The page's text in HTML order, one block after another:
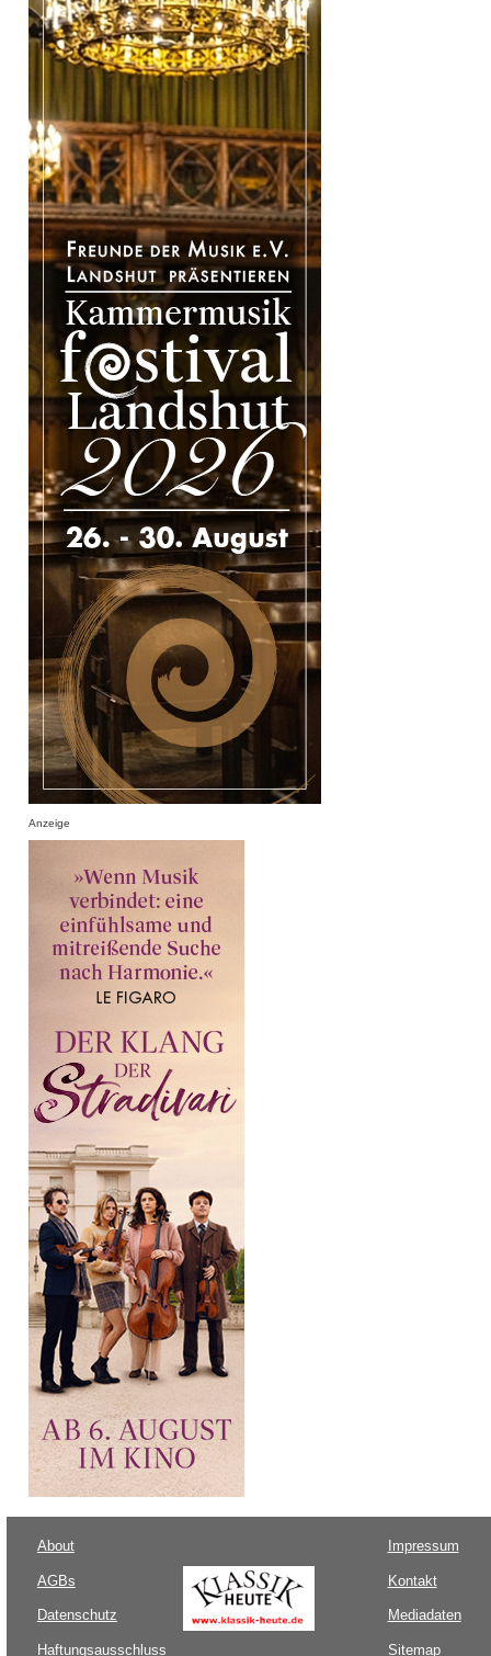
Anzeige
About
AGBs
Datenschutz
Haftungsausschluss
Impressum
Kontakt
Mediadaten
Sitemap